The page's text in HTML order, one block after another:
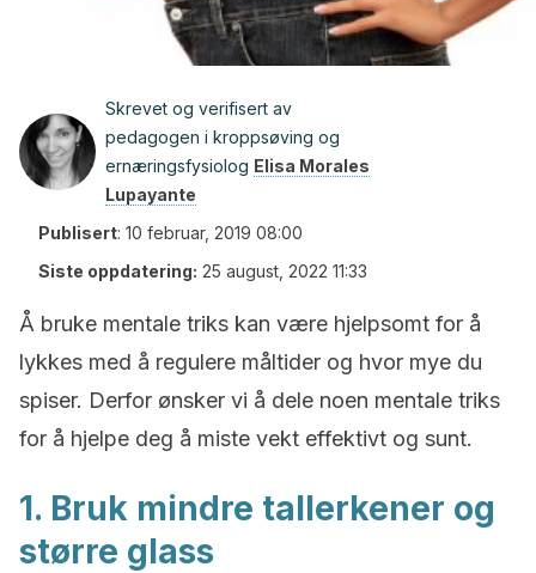
Skrevet og verifisert av
pedagogen i kroppsøving og
ernæringsfysiolog Elisa Morales
Lupayante
Publisert: 10 februar, 2019 08:00
Siste oppdatering: 25 august, 2022 11:33
Å bruke mentale triks kan være hjelpsomt for å
lykkes med å regulere måltider og hvor mye du
spiser. Derfor ønsker vi å dele noen mentale triks
for å hjelpe deg å miste vekt effektivt og sunt.
1. Bruk mindre tallerkener og
større glass